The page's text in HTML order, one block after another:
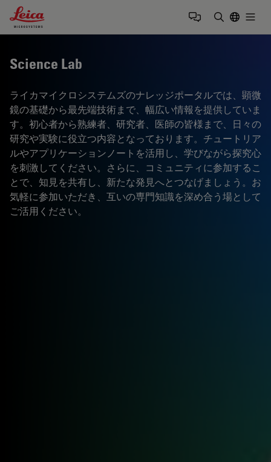
Leica Microsystems Logo
Science Lab
ライカマイクロシステムズのナレッジポータルでは、顕微
鏡の基礎から最先端技術まで、幅広い情報を提供していま
す。初心者から熟練者、研究者、医師の皆様まで、日々の
研究や実験に役立つ内容となっております。チュートリア
ルやアプリケーションノートを活用し、学びながら探究心
を刺激してください。さらに、コミュニティに参加するこ
とで、知見を共有し、新たな発見へとつなげましょう。お
気軽に参加いただき、互いの専門知識を深め合う場として
ご活用ください。